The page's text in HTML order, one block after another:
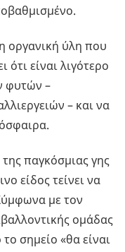
οργανική ύλη που
ότι είναι λιγότερο
φυτών –
– και να
παγκόσμιας γης
είδος τείνει να
με τον
ομάδας
σημείο «θα είναι